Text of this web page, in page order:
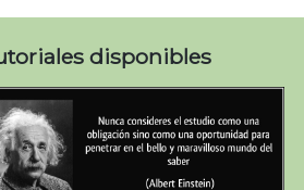
disponibles